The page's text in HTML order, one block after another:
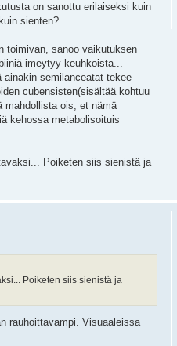
on sanottu erilaiseksi kuin
sienten?
toimivan, sanoo vaikutuksen
imeytyy keuhkoista...
semilanceatat tekee
cubensisten(sisältää kohtuu
mahdollista ois, et nämä
kehossa metabolisoituis
Poiketen siis sienistä ja
Poiketen siis sienistä ja
rauhoittavampi. Visuaaleissa